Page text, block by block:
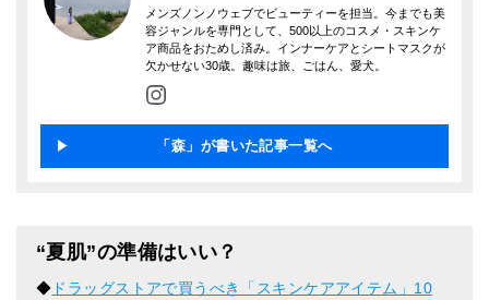
メンズノンノウェブでビューティーを担当。今までも美
容ジャンルを専門として、500以上のコスメ・スキンケ
ア商品をおためし済み。インナーケアとシートマスクが
欠かせない30歳。趣味は旅、ごはん、愛犬。
「森」が書いた記事一覧へ
“夏肌”の準備はいい？
◆ ドラッグストアで買うべき「スキンケアアイテム」10